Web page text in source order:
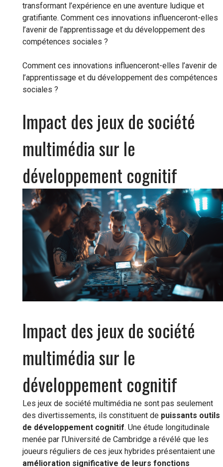
transformant l’expérience en une aventure ludique et
gratifiante. Comment ces innovations influenceront-elles
l’avenir de l’apprentissage et du développement des
compétences sociales ?
Comment ces innovations influenceront-elles l’avenir de
l’apprentissage et du développement des compétences
sociales ?
Impact des jeux de société
multimédia sur le
développement cognitif
Impact des jeux de société
multimédia sur le
développement cognitif
Les jeux de société multimédia ne sont pas seulement
des divertissements, ils constituent de puissants outils
de développement cognitif. Une étude longitudinale
menée par l’Université de Cambridge a révélé que les
joueurs réguliers de ces jeux hybrides présentaient une
amélioration significative de leurs fonctions